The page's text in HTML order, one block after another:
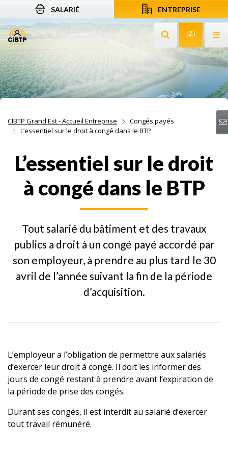
Aller au contenu
Aller à la recherche
Aller à la navigation
SALARIÉ ENTREPRISE
Rechercher sur
CIBTP Grand Est - Accueil Entreprise
Congés payés
L’essentiel sur le droit à congé dans le BTP
L’essentiel sur le droit
à congé dans le BTP
Tout salarié du bâtiment et des travaux
publics a droit à un congé payé accordé par
son employeur, à prendre au plus tard le 30
avril de l’année suivant la fin de la période
d’acquisition.
L’employeur a l’obligation de permettre aux salariés
d’exercer leur droit à congé. Il doit les informer des
jours de congé restant à prendre avant l’expiration de
la période de prise des congés.
Durant ses congés, il est interdit au salarié d’exercer
tout travail rémunéré.